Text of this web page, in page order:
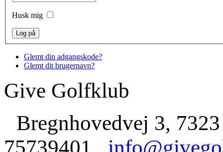
Husk mig
Glemt din adgangskode?
Glemt dit brugernavn?
Give Golfklub
Bregnhovedvej 3,